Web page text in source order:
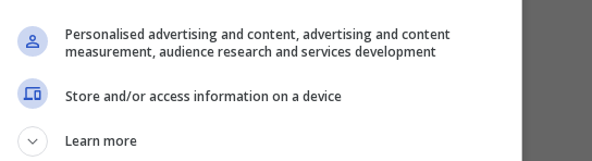
lo spagnolo ex
all’Olimpico contro la
obbligata. Scontata la stessa, era
Personalised advertising and content, advertising and content
measurement, audience research and services development
Store and/or access information on a device
Learn more